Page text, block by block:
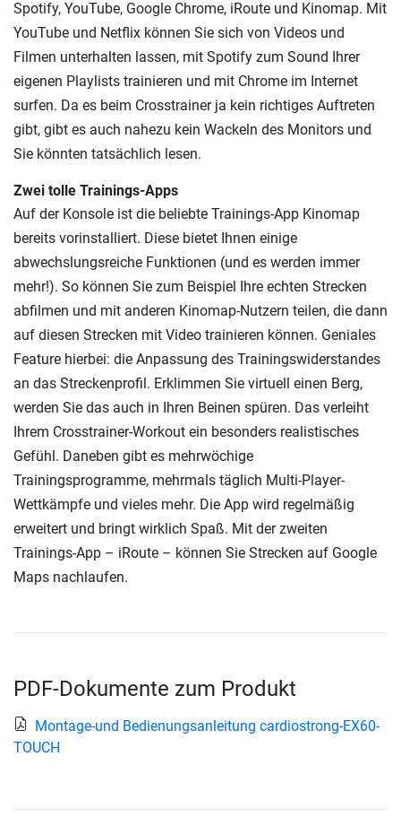
Spotify, YouTube, Google Chrome, iRoute und Kinomap. Mit
YouTube und Netflix können Sie sich von Videos und
Filmen unterhalten lassen, mit Spotify zum Sound Ihrer
eigenen Playlists trainieren und mit Chrome im Internet
surfen. Da es beim Crosstrainer ja kein richtiges Auftreten
gibt, gibt es auch nahezu kein Wackeln des Monitors und
Sie könnten tatsächlich lesen.
Zwei tolle Trainings-Apps
Auf der Konsole ist die beliebte Trainings-App Kinomap
bereits vorinstalliert. Diese bietet Ihnen einige
abwechslungsreiche Funktionen (und es werden immer
mehr!). So können Sie zum Beispiel Ihre echten Strecken
abfilmen und mit anderen Kinomap-Nutzern teilen, die dann
auf diesen Strecken mit Video trainieren können. Geniales
Feature hierbei: die Anpassung des Trainingswiderstandes
an das Streckenprofil. Erklimmen Sie virtuell einen Berg,
werden Sie das auch in Ihren Beinen spüren. Das verleiht
Ihrem Crosstrainer-Workout ein besonders realistisches
Gefühl. Daneben gibt es mehrwöchige
Trainingsprogramme, mehrmals täglich Multi-Player-
Wettkämpfe und vieles mehr. Die App wird regelmäßig
erweitert und bringt wirklich Spaß. Mit der zweiten
Trainings-App – iRoute – können Sie Strecken auf Google
Maps nachlaufen.
PDF-Dokumente zum Produkt
Montage-und Bedienungsanleitung cardiostrong-EX60-
TOUCH